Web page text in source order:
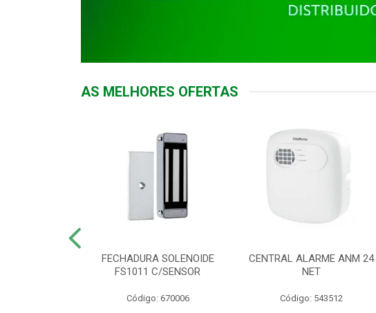
AS MELHORES OFERTAS
FECHADURA SOLENOIDE
FS1011 C/SENSOR
Código: 670006
CENTRAL ALARME ANM 24
NET
Código: 543512